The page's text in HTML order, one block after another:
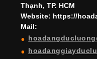
Thạnh, TP. HCM
Website: https://
Mail: